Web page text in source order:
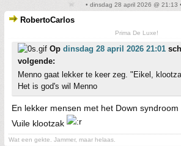
• dinsdag 28 april 2026 @ 21:13
RobertoCarlos
Prima De Luxe!
Op dinsdag 28 april 2026 21:01
volgende:
Menno gaat lekker te keer zeg. "Eikel,
Het is god's wil Menno
En lekker mensen met het Down syndroom
Vuile klootzak
Wat een gekte. Jammer, maar helaas.